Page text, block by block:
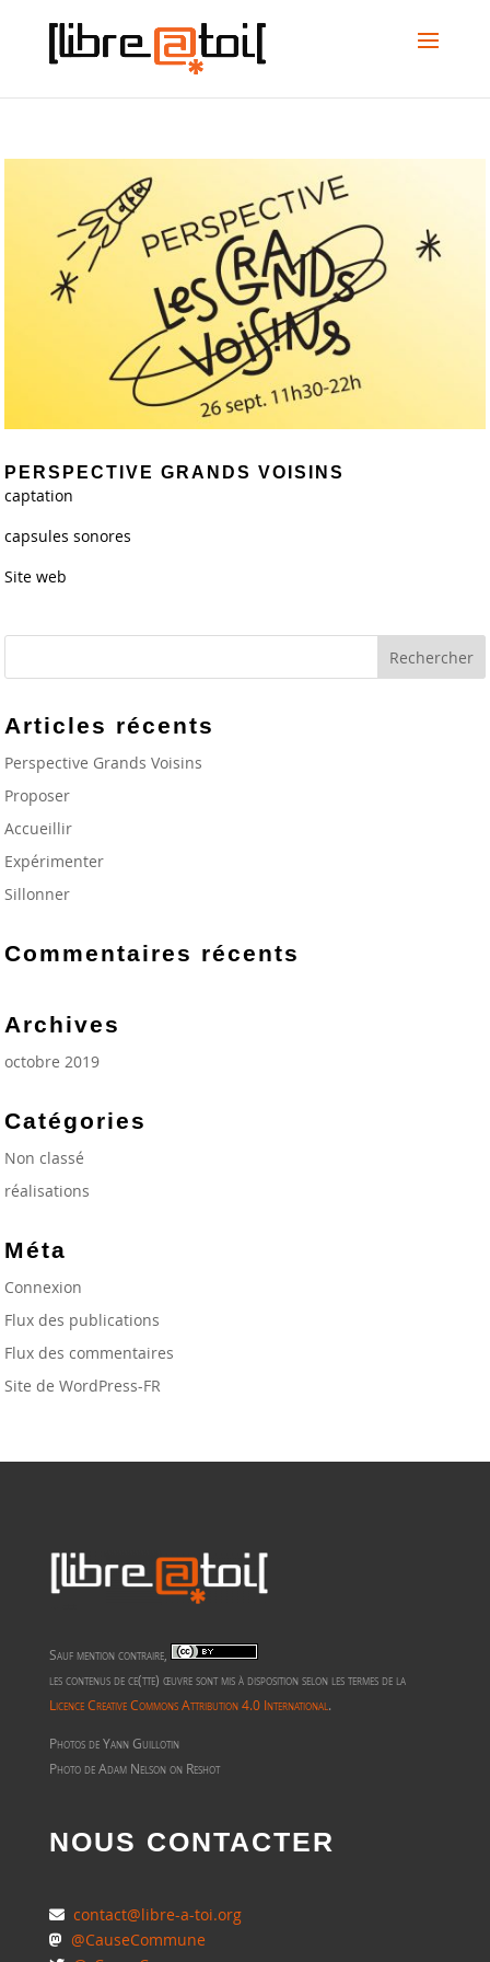
PERSPECTIVE GRANDS VOISINS
captation
capsules sonores
Site web
Articles récents
Perspective Grands Voisins
Proposer
Accueillir
Expérimenter
Sillonner
Commentaires récents
Archives
octobre 2019
Catégories
Non classé
réalisations
Méta
Connexion
Flux des publications
Flux des commentaires
Site de WordPress-FR
Sauf mention contraire,
les contenus de ce(tte) œuvre sont mis à disposition selon les termes de la
Licence Creative Commons Attribution 4.0 International.
Photos de Yann Guillotin
Photo de Adam Nelson on Reshot
NOUS CONTACTER
contact@libre-a-toi.org
@CauseCommune